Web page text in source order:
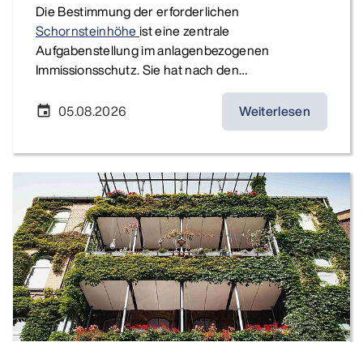
Die Bestimmung der erforderlichen
Schornsteinhöheist eine zentrale
Aufgabenstellung im anlagenbezogenen
Immissionsschutz. Sie hat nach den…
event 05.08.2026 Weiterlesen